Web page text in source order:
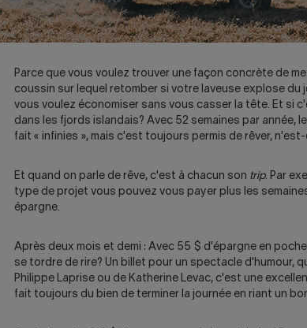
Parce que vous voulez trouver une façon concrète de
coussin sur lequel retomber si votre laveuse explose du
vous voulez économiser sans vous casser la tête. Et si
dans les fjords islandais? Avec 52 semaines par année,
fait « infinies », mais c'est toujours permis de rêver,
Et quand on parle de rêve, c'est à chacun son trip. Par
type de projet vous pouvez vous payer plus les
épargne.
Après deux mois et demi : Avec 55 $ d'épargne en
se tordre de rire? Un billet pour un spectacle d'humour,
Philippe Laprise ou de Katherine Levac, c'est une
fait toujours du bien de terminer la journée en riant un